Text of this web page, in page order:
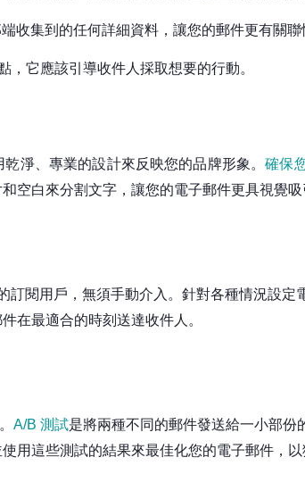
收集到的任何詳細資料，讓您的郵件更有關聯
，它應該引導收件人採取想要的行動。
淨、專業的設計來反映您的品牌形象。確保
空白來分割文字，讓您的電子郵件更具視覺吸
訂閱用戶，無須手動介入。針對各種情況設
在最適合的時刻送達收件人。
A/B 測試是將兩種不同的郵件發送給一小部
用這些測試的結果來最佳化您的電子郵件，以